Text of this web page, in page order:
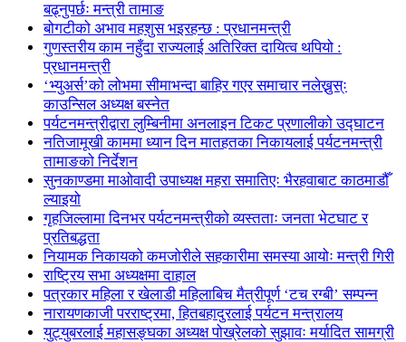
बढ्नुपर्छः मन्त्री तामाङ
बोगटीको अभाव महशुस भइरहन्छ : प्रधानमन्त्री
गुणस्तरीय काम नहुँदा राज्यलाई अतिरिक्त दायित्व थपियो :
प्रधानमन्त्री
‘भ्युअर्स’को लोभमा सीमाभन्दा बाहिर गएर समाचार नलेख्नुस्ः
काउन्सिल अध्यक्ष बस्नेत
पर्यटनमन्त्रीद्वारा लुम्बिनीमा अनलाइन टिकट प्रणालीको उद्घाटन
नतिजामूखी काममा ध्यान दिन मातहतका निकायलाई पर्यटनमन्त्री
तामाङको निर्देशन
सुनकाण्डमा मा‌ओवादी उपाध्यक्ष महरा समातिएः भैरहवाबाट काठमाडौँ
ल्याइयो
गृहजिल्लामा दिनभर पर्यटनमन्त्रीको व्यस्तताः जनता भेटघाट र
प्रतिबद्धता
नियामक निकायको कमजोरीले सहकारीमा समस्या आयोः मन्त्री गिरी
राष्ट्रिय सभा अध्यक्षमा दाहाल
पत्रकार महिला र खेलाडी महिलाबिच मैत्रीपूर्ण ‘टच रग्बी’ सम्पन्न
नारायणकाजी परराष्ट्रमा, हितबहादुरलाई पर्यटन मन्त्रालय
युट्युबरलाई महासङ्घका अध्यक्ष पोख्रेलको सुझावः मर्यादित सामग्री